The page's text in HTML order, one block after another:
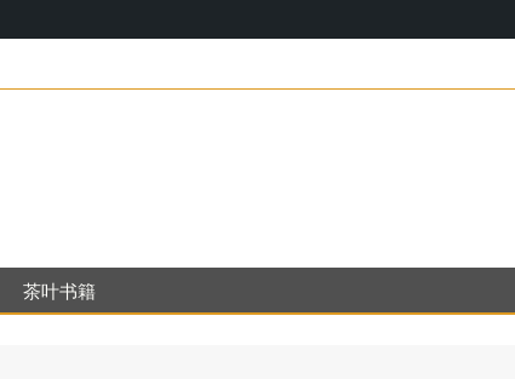
17，明代茶饮
茶叶书籍